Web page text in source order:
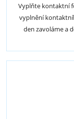
Vyplňte kontaktní
vyplnění
den zavoláme a